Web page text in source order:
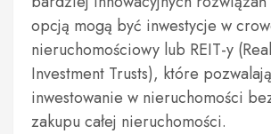
opcją mogą być inwestycje w
nieruchomościowy lub REIT-y
Investment Trusts), które
inwestowanie w nieruchomości
zakupu całej nieruchomości.